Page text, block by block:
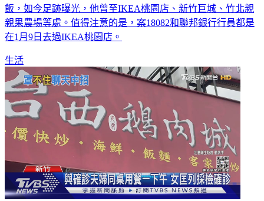
飯，如今足跡曝光，他曾至IKEA桃園店、新竹巨城、竹北親
親果農場等處。值得注意的是，案18082和聯邦銀行行員都是
在1月9日去過IKEA桃園店。
生活